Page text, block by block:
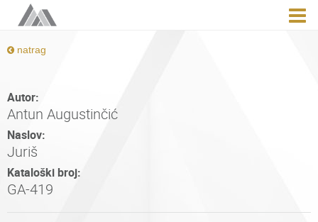
natrag
Autor:
Antun Augustinčić
Naslov:
Juriš
Kataloški broj:
GA-419